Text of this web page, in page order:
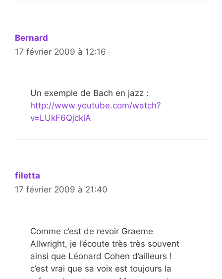
Bernard
17 février 2009 à 12:16
Un exemple de Bach en jazz :
http://www.youtube.com/watch?
v=LUkF6QjcklA
filetta
17 février 2009 à 21:40
Comme c’est de revoir Graeme
Allwright, je l’écoute très très souvent
ainsi que Léonard Cohen d’ailleurs !
c’est vrai que sa voix est toujours la